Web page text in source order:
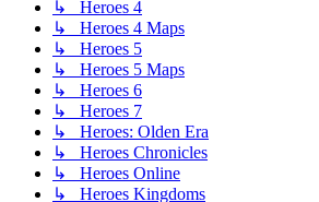
↳ Heroes 4
↳ Heroes 4 Maps
↳ Heroes 5
↳ Heroes 5 Maps
↳ Heroes 6
↳ Heroes 7
↳ Heroes: Olden Era
↳ Heroes Chronicles
↳ Heroes Online
↳ Heroes Kingdoms